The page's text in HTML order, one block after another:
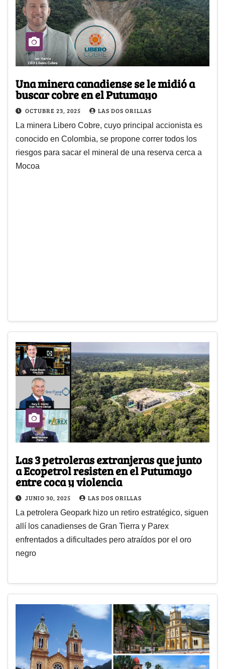
Una minera canadiense se le midió a
buscar cobre en el Putumayo
OCTUBRE 23, 2025 LAS DOS ORILLAS
La minera Libero Cobre, cuyo principal accionista es
conocido en Colombia, se propone correr todos los
riesgos para sacar el mineral de una reserva cerca a
Mocoa
Las 3 petroleras extranjeras que junto
a Ecopetrol resisten en el Putumayo
entre coca y violencia
JUNIO 30, 2025 LAS DOS ORILLAS
La petrolera Geopark hizo un retiro estratégico, siguen
allí los canadienses de Gran Tierra y Parex
enfrentados a dificultades pero atraídos por el oro
negro